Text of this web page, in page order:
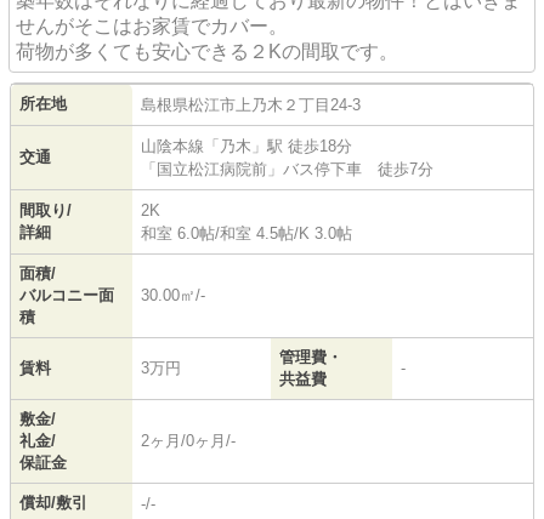
せんがそこはお家賃でカバー。
荷物が多くても安心できる２Kの間取です。
所在地 島根県松江市上乃木 ２丁目24-3
交通
山陰本線 「 乃木 」駅 徒歩18分
「国立松江病院前」バス停下車 徒歩7分
間取り/
詳細
2K
和室 6.0帖/和室 4.5帖/K 3.0帖
面積/
バルコニー面
積
30.00㎡/-
賃料 3万円
管理費・
共益費
-
敷金/
礼金/
保証金
2ヶ月/0ヶ月/-
償却/敷引 -/-